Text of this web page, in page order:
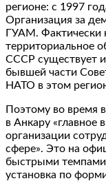
регионе: с 1997
Организация за
ГУАМ. Фактически
территориальное
СССР существует
бывшей части
НАТО в этом
Поэтому во время
в Анкару «главное
организации
сфере». Это на
быстрыми темпами
установка по